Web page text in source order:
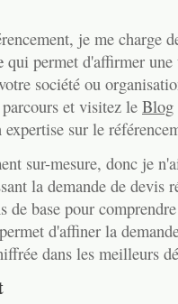
je me charge
qui permet d'affirmer une
société ou
et visitez leBlog
sur le
sur-mesure, donc je
la demande de devis
de base pour
d'affiner la
dans les meilleurs